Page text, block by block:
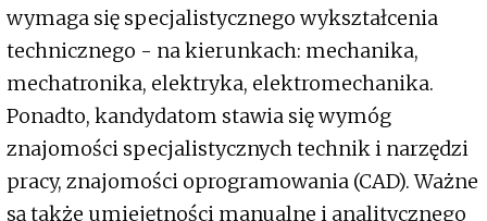
wymaga się specjalistycznego wykształcenia
technicznego - na kierunkach: mechanika,
mechatronika, elektryka, elektromechanika.
Ponadto, kandydatom stawia się wymóg
znajomości specjalistycznych technik i narzędzi
pracy, znajomości oprogramowania (CAD). Ważne
są także umiejętności manualne i analitycznego